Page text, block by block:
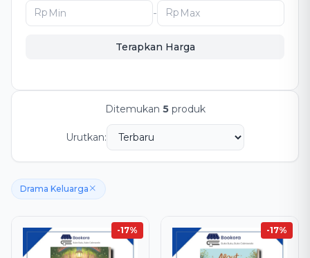
Romansa Islami
Novel Romansa Islami (4)
Rp - Rp
Terapkan Harga
Ditemukan 5produk
Urutkan:
Drama Keluarga
-17% -17%